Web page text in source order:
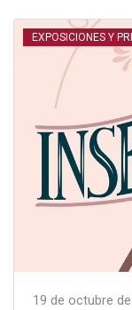
EXPOSICIONES Y
19 de octubre